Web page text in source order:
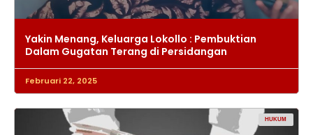
Yakin Menang, Keluarga Lokollo : Pembuktian
Dalam Gugatan Terang di Persidangan
Februari 22, 2025
HUKUM